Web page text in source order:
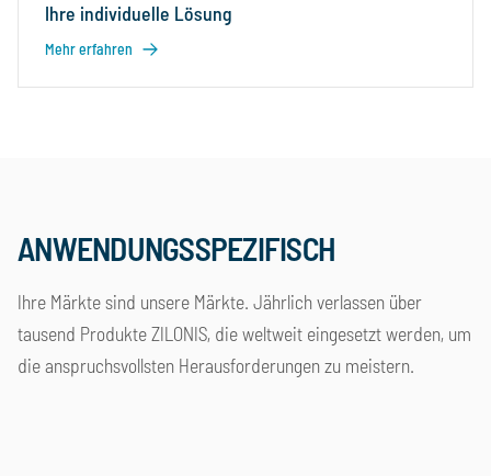
Ihre individuelle Lösung
Mehr erfahren
ANWENDUNGSSPEZIFISCH
Ihre Märkte sind unsere Märkte. Jährlich verlassen über
tausend Produkte ZILONIS, die weltweit eingesetzt werden, um
die anspruchsvollsten Herausforderungen zu meistern.